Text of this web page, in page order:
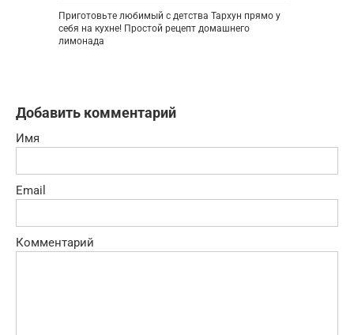
Приготовьте любимый с детства Тархун прямо у
себя на кухне! Простой рецепт домашнего
лимонада
Добавить комментарий
Имя
Email
Комментарий